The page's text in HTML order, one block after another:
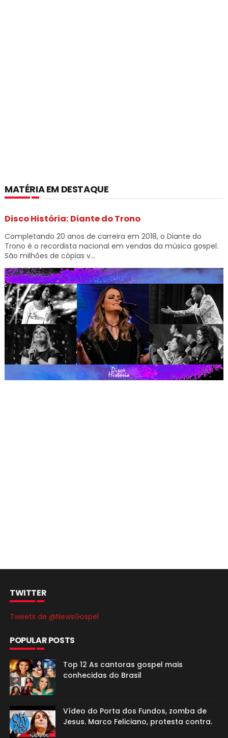
MATÉRIA EM DESTAQUE
Disco História: Diante do Trono
Completando 20 anos de carreira em 2018, o Diante do
Trono é o recordista nacional em vendas da música gospel.
São milhões de cópias v...
TWITTER
Tweets de @NewsGospel
POPULAR POSTS
Top 12 As cantoras gospel mais
conhecidas do Brasil
Vídeo do Porta dos Fundos, zomba de
Jesus. Marco Feliciano, protesta contra.